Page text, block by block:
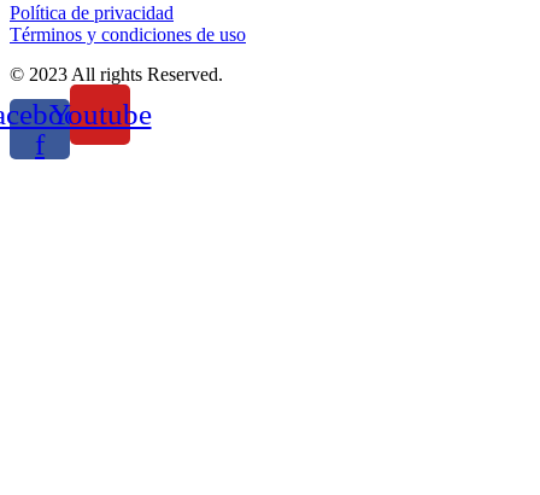
Política de privacidad
Términos y condiciones de uso
© 2023 All rights Reserved.
f
Youtube